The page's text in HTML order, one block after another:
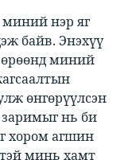
миний нэр яг
байв. Энэхүү
өрөөнд миний
өнгөрүүлсэн
нь би
хором агшин
минь хамт